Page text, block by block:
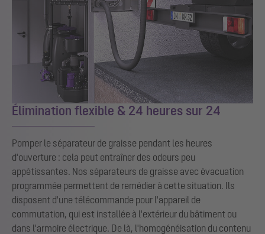
Élimination flexible & 24 heures sur 24
Pomper le séparateur de graisse pendant les heures
d'ouverture : cela peut entraîner des odeurs peu
appétissantes. Nos séparateurs de graisse avec évacuation
programmée permettent de remédier à cette situation. Ils
disposent d'une télécommande pour l'appareil de
commutation, qui est installée à l'extérieur du bâtiment ou
dans l'armoire électrique. De là, l'homogénéisation du contenu